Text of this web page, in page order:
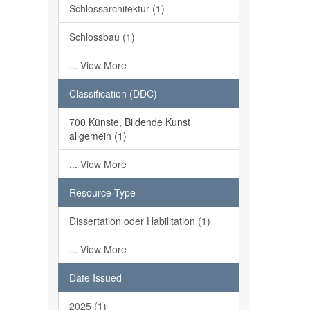
Schlossarchitektur (1)
Schlossbau (1)
... View More
Classification (DDC)
700 Künste, Bildende Kunst
allgemein (1)
... View More
Resource Type
Dissertation oder Habilitation (1)
... View More
Date Issued
2025 (1)